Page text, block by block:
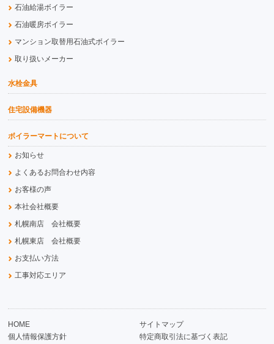
石油給湯ボイラー
石油暖房ボイラー
マンション取替用石油式ボイラー
取り扱いメーカー
水栓金具
住宅設備機器
ボイラーマートについて
お知らせ
よくあるお問合わせ内容
お客様の声
本社会社概要
札幌南店 会社概要
札幌東店 会社概要
お支払い方法
工事対応エリア
HOME
サイトマップ
個人情報保護方針
特定商取引法に基づく表記